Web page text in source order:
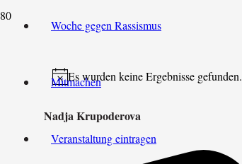
Woche gegen Rassismus
Mitmachen
Veranstaltung eintragen
Hinweis
Es wurden keine Ergebnisse gefunden.
Nadja Krupoderova